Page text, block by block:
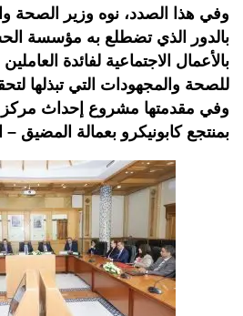
وفي هذا الصدد، نوه وزير الصحة
بالدور الذي تضطلع به مؤسسة
بالأعمال الاجتماعية لفائدة
للصحة والمجهودات التي تبذلها
وفي مقدمتها مشروع إحداث
بمنتجع كابونيكرو بعمالة المضيق –